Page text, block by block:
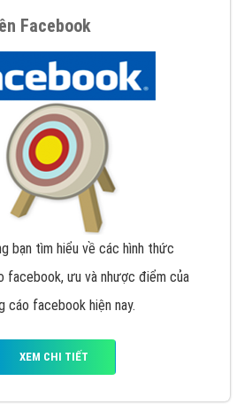
Facebook
bạn tìm hiểu về các hình thức
facebook, ưu và nhược điểm của
cáo facebook hiện nay.
XEM CHI TIẾT